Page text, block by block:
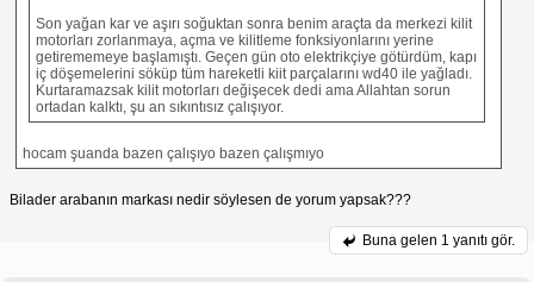
Son yağan kar ve aşırı soğuktan sonra benim araçta da merkezi kilit
motorları zorlanmaya, açma ve kilitleme fonksiyonlarını yerine
getirememeye başlamıştı. Geçen gün oto elektrikçiye götürdüm, kapı
iç döşemelerini söküp tüm hareketli kiit parçalarını wd40 ile yağladı.
Kurtaramazsak kilit motorları değişecek dedi ama Allahtan sorun
ortadan kalktı, şu an sıkıntısız çalışıyor.
hocam şuanda bazen çalışıyo bazen çalışmıyo
Bilader arabanın markası nedir söylesen de yorum yapsak???
Buna gelen 1 yanıtı gör.